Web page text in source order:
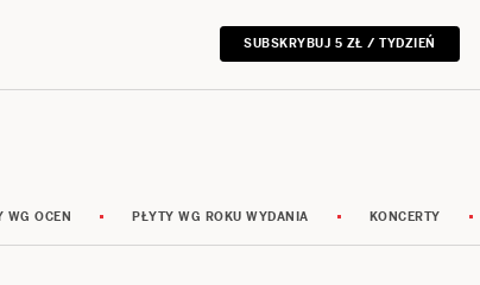
SUBSKRYBUJ 5 ZŁ / TYDZIEŃ
WG OCEN PŁYTY WG ROKU WYDANIA KONCERTY